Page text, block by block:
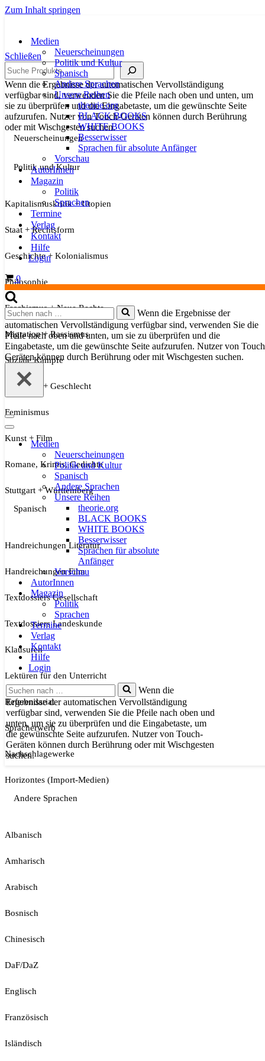
Zum Inhalt springen
Medien
Neuerscheinungen
Politik und Kultur
Spanisch
Andere Sprachen
Unsere Reihen
theorie.org
BLACK BOOKS
WHITE BOOKS
Besserwisser
Sprachen für absolute Anfänger
Vorschau
AutorInnen
Magazin
Politik
Sprachen
Termine
Verlag
Kontakt
Hilfe
Login
Warenkorb
0
Suchen
nach …
Wenn die Ergebnisse der
automatischen Vervollständigung verfügbar sind, verwenden Sie die
Pfeile nach oben und unten, um sie zu überprüfen und die
Eingabetaste, um die gewünschte Seite aufzurufen. Nutzer von
Geräten können durch Berührung oder mit Wischgesten suchen.
Navigationsmenü
Navigationsmenü
Medien
Neuerscheinungen
Politik und Kultur
Spanisch
Andere Sprachen
Unsere Reihen
theorie.org
BLACK BOOKS
WHITE BOOKS
Besserwisser
Sprachen für absolute
Anfänger
Vorschau
AutorInnen
Magazin
Politik
Sprachen
Termine
Verlag
Kontakt
Hilfe
Login
Suchen
nach …
Wenn die
Ergebnisse der automatischen Vervollständigung
verfügbar sind, verwenden Sie die Pfeile nach oben und
unten, um sie zu überprüfen und die Eingabetaste, um
die gewünschte Seite aufzurufen. Nutzer von Touch-
Geräten können durch Berührung oder mit Wischgesten
suchen.
Schließen
Suche
Wenn die Ergebnisse der automatischen Vervollständigung
verfügbar sind, verwenden Sie die Pfeile nach oben und unten, um
sie zu überprüfen und die Eingabetaste, um die gewünschte Seite
aufzurufen. Nutzer von Touch-Geräten können durch Berührung
oder mit Wischgesten suchen.
Neuerscheinungen
Politik und Kultur
Kapitalismuskritik + Utopien
Staat + Rechtsform
Geschichte + Kolonialismus
Philosophie
Faschismus + Neue Rechte
Migration + Rassismus
Soziale Kämpfe
Sexualität + Geschlecht
Feminismus
Kunst + Film
Romane, Krimis, Gedichte
Stuttgart + Württemberg
Spanisch
Handreichungen Literatur
Handreichungen Film
Textdossiers Gesellschaft
Textdossiers Landeskunde
Klausuren
Lektüren für den Unterricht
Referendariat
Spracherwerb
Nachschlagewerke
Horizontes (Import-Medien)
Andere Sprachen
Albanisch
Amharisch
Arabisch
Bosnisch
Chinesisch
DaF/DaZ
Englisch
Französisch
Isländisch